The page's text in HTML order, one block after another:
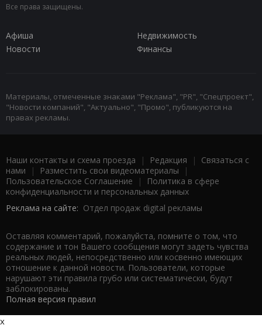
Все права защищены.
Афиша
Недвижимость
Новости
Финансы
Материалы, отмеченные знаками "Реклама", "PR", "Спецпроект",
"Новости компаний", "Актуально", "Промо", публикуются на
правах рекламы.
Наши контакты и схема проезда | Редакция | Связаться с
нами | Разместить свои видеоматериалы |
Пользовательское Соглашение |
Политика в сфере
конфиденциальности и персональных данных
Реклама на сайте: Отдел продаж digital рекламы
Оставляя комментарий, пожалуйста, помните о том, что
содержание и тон Вашего сообщения могут задеть чувства
реальных людей, непосредственно или косвенно имеющих
отношение к данной новости. Пользователи, которые
нарушают эти правила грубо или систематически, будут
заблокированы.
Полная версия правил
x